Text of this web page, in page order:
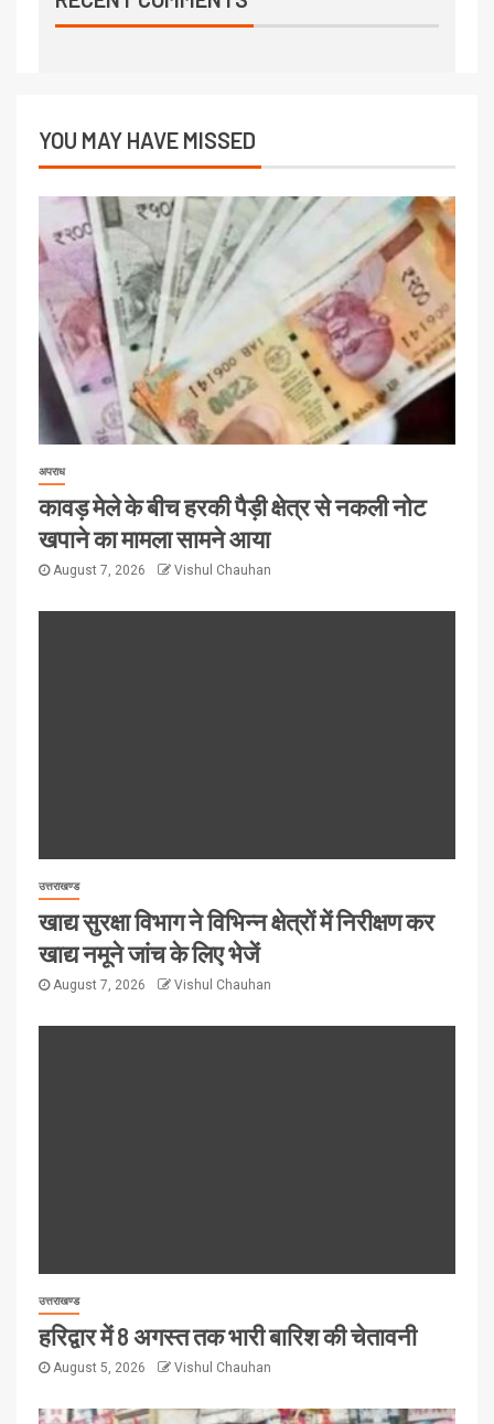
YOU MAY HAVE MISSED
अपराध
कावड़ मेले के बीच हरकी पैड़ी क्षेत्र से नकली नोट
खपाने का मामला सामने आया
August 7, 2026 Vishul Chauhan
उत्तराखण्ड
खाद्य सुरक्षा विभाग ने विभिन्न क्षेत्रों में निरीक्षण कर
खाद्य नमूने जांच के लिए भेजें
August 7, 2026 Vishul Chauhan
उत्तराखण्ड
हरिद्वार में 8 अगस्त तक भारी बारिश की चेतावनी
August 5, 2026 Vishul Chauhan